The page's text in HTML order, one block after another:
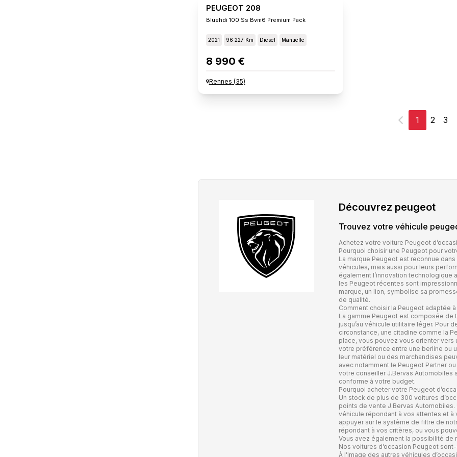
PEUGEOT 208
Bluehdi 100 Ss Bvm6 Premium Pack
2021 96 227 Km Diesel Manuelle
8 990 €
Rennes (35)
Précédent
1 2 3
Découvrez peugeot
Trouvez votre véhicule
Achetez votre voiture Peugeot
Pourquoi choisir une Peugeot pour
La marque Peugeot est reconnue
véhicules, mais aussi pour leurs
également l’innovation technologique
les Peugeot récentes sont
marque, un lion, symbolise sa
de qualité.
Comment choisir la Peugeot adaptée
La gamme Peugeot est composée de
jusqu’au véhicule utilitaire léger. Pour
circonstance, une citadine comme la
place, vous pouvez vous orienter
votre préférence entre une berline ou
leur matériel ou des marchandises
avec notamment le Peugeot Partner
votre conseiller J.Bervas Automobiles
conforme à votre budget.
Pourquoi acheter votre Peugeot
Un stock de plus de 300 voitures
points de vente J.Bervas
véhicule répondant à vos attentes et
appuyer sur le système de filtre de
répondant à vos critères, ou vous
Vous avez également la possibilité de
Nos voitures d’occasion Peugeot
À l’image des autres véhicules